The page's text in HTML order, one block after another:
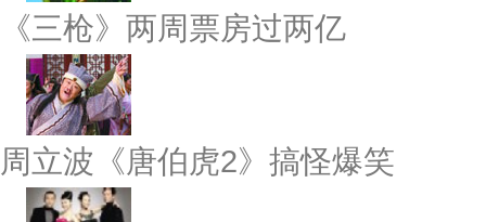
《三枪》两周票房过两亿
周立波《唐伯虎2》搞怪爆笑